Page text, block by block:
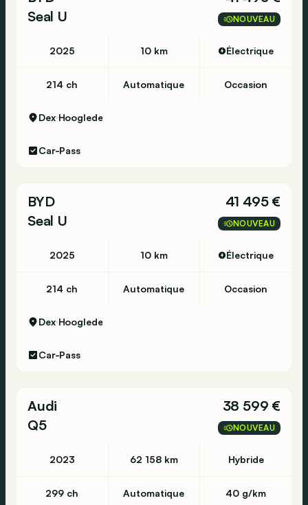
Seal U
NOUVEAU
2025 10 km Électrique
214 ch Automatique Occasion
Dex Hooglede
Car-Pass
BYD
Seal U
41 495 €
NOUVEAU
2025 10 km Électrique
214 ch Automatique Occasion
Dex Hooglede
Car-Pass
Audi
Q5
38 599 €
NOUVEAU
2023 62 158 km Hybride
299 ch Automatique 40 g/km